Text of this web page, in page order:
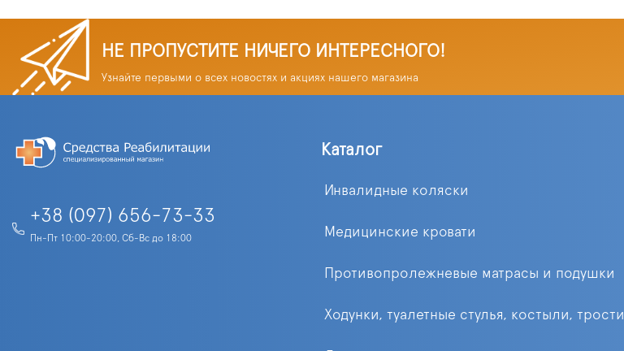
НЕ ПРОПУСТИТЕ НИЧЕГО ИНТЕРЕСНОГО!
Узнайте первыми о всех новостях и акциях нашего магазина
+38 (097) 656-73-33
Пн-Пт 10:00-20:00, Сб-Вс до 18:00
Каталог
Инвалидные коляски
Медицинские кровати
Противопролежневые матрасы и подушки
Ходунки, туалетные стулья, костыли, трости